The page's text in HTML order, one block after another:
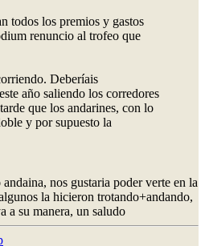
todos los premios y gastos
renuncio al trofeo que
Deberíais
año saliendo los corredores
que los andarines, con lo
y por supuesto la
nos gustaria poder verte en la
la hicieron trotando+andando,
a su manera, un saludo